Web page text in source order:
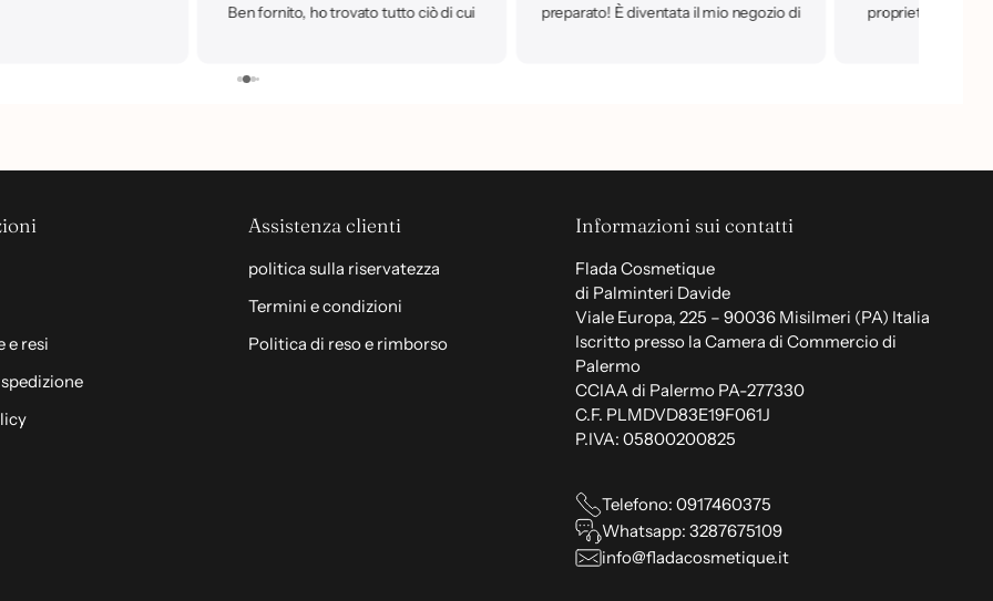
Ben fornito, ho trovato tutto ciò di cui preparato! È diventata il mio negozio di proprietaria che è
e resi
Assistenza clienti
politica sulla riservatezza
Termini e condizioni
Politica di reso e rimborso
Informazioni sui contatti
Flada Cosmetique
di Palminteri Davide
Viale Europa, 225 – 90036 Misilmeri (PA) Italia
Iscritto presso la Camera di Commercio di
Palermo
CCIAA di Palermo PA-277330
C.F. PLMDVD83E19F061J
P.IVA: 05800200825
Telefono: 0917460375
Whatsapp: 3287675109
info@fladacosmetique.it